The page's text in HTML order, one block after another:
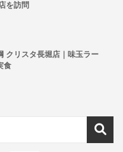
を訪問
クリスタ長堀店｜味玉ラー
食